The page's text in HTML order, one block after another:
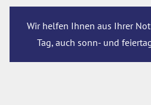
Wir helfen Ihnen aus Ihrer
Tag, auch sonn- und